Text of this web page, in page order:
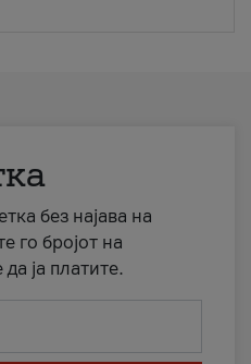
без најава на
го бројот на
ја платите.